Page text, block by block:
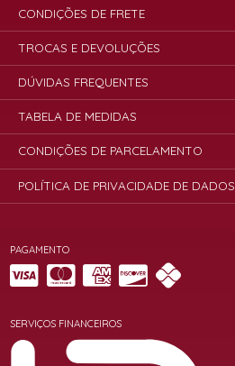
PAGAMENTO
SERVIÇOS FINANCEIROS
CONDIÇÕES DE FRETE
TROCAS E DEVOLUÇÕES
DÚVIDAS FREQUENTES
TABELA DE MEDIDAS
CONDIÇÕES DE PARCELAMENTO
POLÍTICA DE PRIVACIDADE DE DADOS